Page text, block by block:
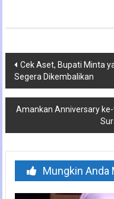
Navigasi
pos
Cek Aset, Bupati Minta
Segera Dikembalikan
Amankan Anniversary
Mungkin Anda